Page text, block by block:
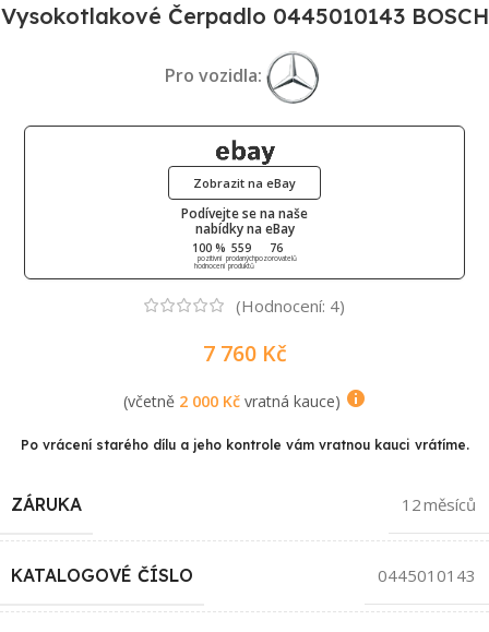
Vysokotlakové Čerpadlo 0445010143 BOSCH
Pro vozidla:
Podívejte se na naše
nabídky na eBay
100 %
pozitivní
hodnocení
559
prodaných
produktů
76
pozorovatelů
Zobrazit na eBay
(Hodnocení: 4)
7 760 Kč
(včetně 2 000 Kčvratná kauce)
Po vrácení starého dílu a jeho kontrole vám vratnou kauci vrátíme.
ZÁRUKA 12 měsíců
KATALOGOVÉ ČÍSLO 0445010143